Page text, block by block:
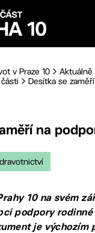
v Praze 10
Aktuálně
Desítka se
na
10 na svém
podpory
je výchozím